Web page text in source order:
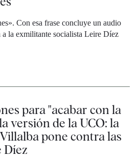
Con esa frase concluye un audio
la exmilitante socialista Leire Díez
para "acabar con la
versión de la UCO: la
pone contra las
Díez